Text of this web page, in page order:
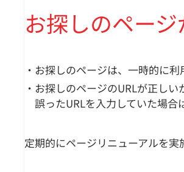
お探しのページ
・お探しのページは、一時的に
・お探しのページのURLが正しい
誤ったURLを入力していた場合
定期的にページリニューアルを実